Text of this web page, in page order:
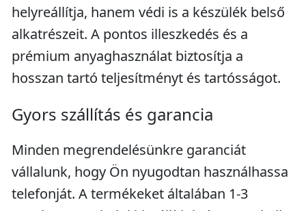
helyreállítja, hanem védi is a készülék belső
alkatrészeit. A pontos illeszkedés és a
prémium anyaghasználat biztosítja a
hosszan tartó teljesítményt és tartósságot.
Gyors szállítás és garancia
Minden megrendelésünkre garanciát
vállalunk, hogy Ön nyugodtan használhassa
telefonját. A termékeket általában 1-3